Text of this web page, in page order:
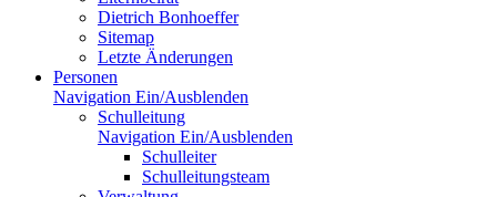
Dietrich Bonhoeffer
Sitemap
Letzte Änderungen
Personen
Navigation Ein/Ausblenden
Schulleitung
Navigation Ein/Ausblenden
Schulleiter
Schulleitungsteam